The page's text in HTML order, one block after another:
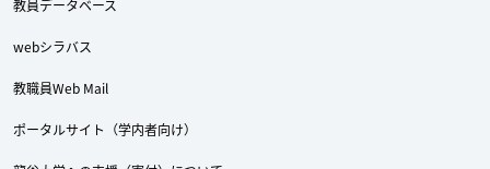
教員データベース
webシラバス
教職員Web Mail
ポータルサイト（学内者向け）